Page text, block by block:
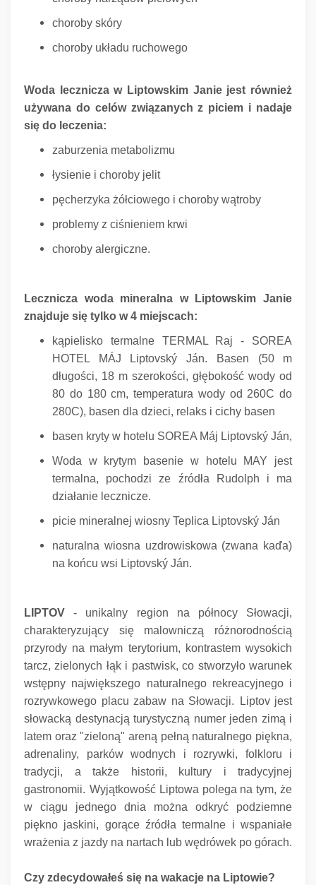
choroby skóry
choroby układu ruchowego
Woda lecznicza w Liptowskim Janie jest również
używana do celów związanych z piciem i nadaje
się do leczenia:
zaburzenia metabolizmu
łysienie i choroby jelit
pęcherzyka żółciowego i choroby wątroby
problemy z ciśnieniem krwi
choroby alergiczne.
Lecznicza woda mineralna w Liptowskim Janie
znajduje się tylko w 4 miejscach:
kąpielisko termalne TERMAL Raj - SOREA
HOTEL MÁJ Liptovský Ján.
Basen (50 m
długości, 18 m szerokości, głębokość wody od
80 do 180 cm, temperatura wody od 260C do
280C), basen dla dzieci, relaks i cichy basen
basen kryty w hotelu SOREA Máj Liptovský Ján,
Woda w krytym basenie w hotelu MAY jest
termalna, pochodzi ze źródła Rudolph i ma
działanie lecznicze.
picie mineralnej wiosny Teplica Liptovský Ján
naturalna wiosna uzdrowiskowa (zwana kaďa)
na końcu wsi Liptovský Ján.
LIPTOV- unikalny region na północy Słowacji,
charakteryzujący się malowniczą różnorodnością
przyrody na małym terytorium, kontrastem wysokich
tarcz, zielonych łąk i pastwisk, co stworzyło warunek
wstępny największego naturalnego rekreacyjnego i
rozrywkowego placu zabaw na Słowacji.
Liptov jest
słowacką destynacją turystyczną numer jeden zimą i
latem oraz "zieloną" areną pełną naturalnego piękna,
adrenaliny, parków wodnych i rozrywki, folkloru i
tradycji, a także historii, kultury i tradycyjnej
gastronomii. Wyjątkowość Liptowa polega na tym, że
w ciągu jednego dnia można odkryć podziemne
piękno jaskini, gorące źródła termalne i wspaniałe
wrażenia z jazdy na nartach lub wędrówek po górach.
Czy zdecydowałeś się na wakacje na Liptowie?